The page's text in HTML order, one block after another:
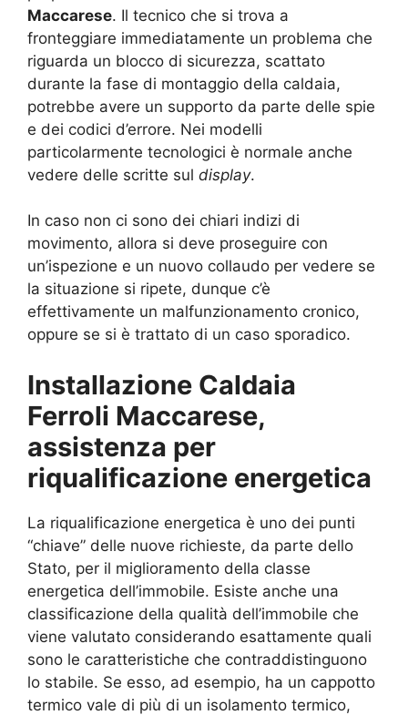
Maccarese. Il tecnico che si trova a
fronteggiare immediatamente un problema che
riguarda un blocco di sicurezza, scattato
durante la fase di montaggio della caldaia,
potrebbe avere un supporto da parte delle spie
e dei codici d’errore. Nei modelli
particolarmente tecnologici è normale anche
vedere delle scritte sul display.
In caso non ci sono dei chiari indizi di
movimento, allora si deve proseguire con
un’ispezione e un nuovo collaudo per vedere se
la situazione si ripete, dunque c’è
effettivamente un malfunzionamento cronico,
oppure se si è trattato di un caso sporadico.
Installazione Caldaia
Ferroli Maccarese,
assistenza per
riqualificazione energetica
La riqualificazione energetica è uno dei punti
“chiave” delle nuove richieste, da parte dello
Stato, per il miglioramento della classe
energetica dell’immobile. Esiste anche una
classificazione della qualità dell’immobile che
viene valutato considerando esattamente quali
sono le caratteristiche che contraddistinguono
lo stabile. Se esso, ad esempio, ha un cappotto
termico vale di più di un isolamento termico,